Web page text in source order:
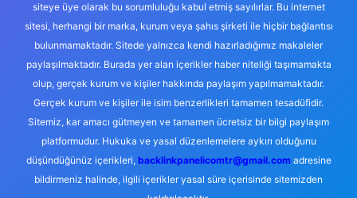
siteye üye olarak bu sorumluluğu kabul etmiş sayılırlar. Bu internet
sitesi, herhangi bir marka, kurum veya şahıs şirketi ile hiçbir bağlantısı
bulunmamaktadır. Sitede yalnızca kendi hazırladığımız makaleler
paylaşılmaktadır. Burada yer alan içerikler haber niteliği taşımamakta
olup, gerçek kurum ve kişiler hakkında paylaşım yapılmamaktadır.
Gerçek kurum ve kişiler ile isim benzerlikleri tamamen tesadüfidir.
Sitemiz, kar amacı gütmeyen ve tamamen ücretsiz bir bilgi paylaşım
platformudur. Hukuka ve yasal düzenlemelere aykırı olduğunu
düşündüğünüz içerikleri, backlinkpanelicomtr@gmail.comadresine
bildirmeniz halinde, ilgili içerikler yasal süre içerisinde sitemizden